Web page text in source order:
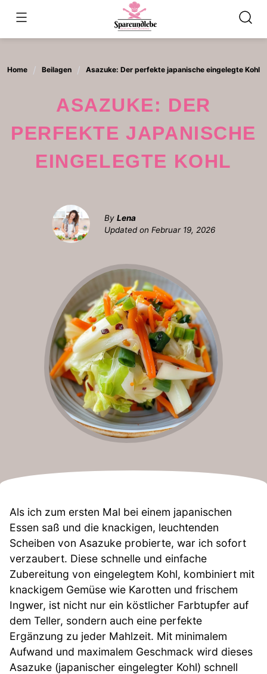
content
Home Beilagen Asazuke: Der perfekte japanische eingelegte Kohl
ASAZUKE: DER
PERFEKTE JAPANISCHE
EINGELEGTE KOHL
By Lena
Updated on Februar 19, 2026
Als ich zum ersten Mal bei einem japanischen
Essen saß und die knackigen, leuchtenden
Scheiben von Asazuke probierte, war ich sofort
verzaubert. Diese schnelle und einfache
Zubereitung von eingelegtem Kohl, kombiniert mit
knackigem Gemüse wie Karotten und frischem
Ingwer, ist nicht nur ein köstlicher Farbtupfer auf
dem Teller, sondern auch eine perfekte
Ergänzung zu jeder Mahlzeit. Mit minimalem
Aufwand und maximalem Geschmack wird dieses
Asazuke (japanischer eingelegter Kohl) schnell